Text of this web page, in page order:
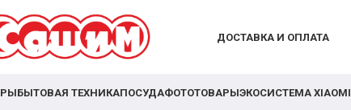
ДОСТАВКА И ОПЛАТА
БЫТОВАЯ ТЕХНИКАПОСУДАФОТОТОВАРЫЭКОСИСТЕМА XIAOMI